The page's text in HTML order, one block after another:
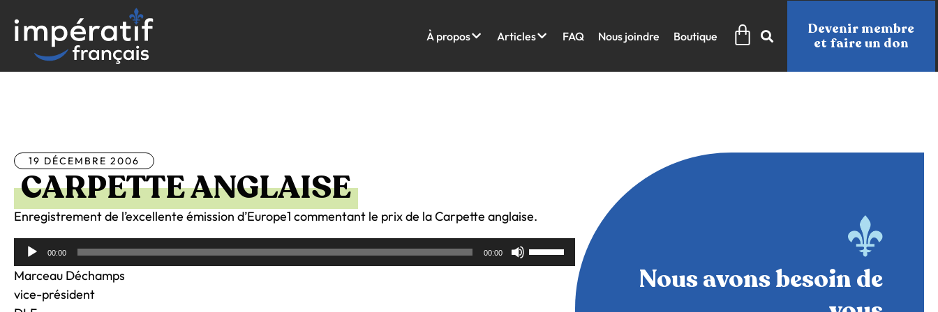
contenu
À propos Articles FAQ Nous joindre Boutique Panier
Devenir membre
et faire un don
19 DÉCEMBRE 2006
CARPETTE ANGLAISE
Enregistrement de l’excellente émission d’Europe1 commentant le prix de la Carpette anglaise.
Lecteur
audio
00:00 00:00
Utilisez
les
haut/bas
Marceau Déchamps
vice-président
Nous avons besoin de